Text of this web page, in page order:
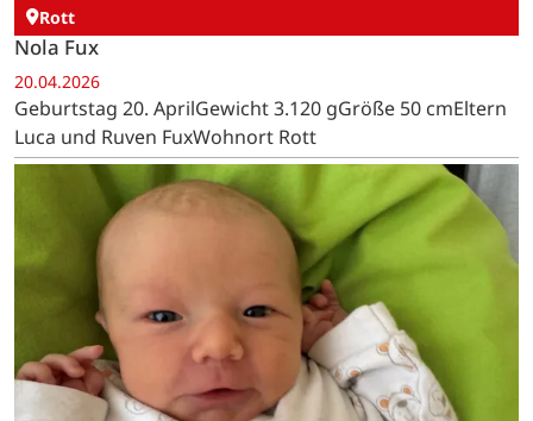
Rott
Nola Fux
20.04.2026
Geburtstag 20. AprilGewicht 3.120 gGröße 50 cmEltern
Luca und Ruven FuxWohnort Rott